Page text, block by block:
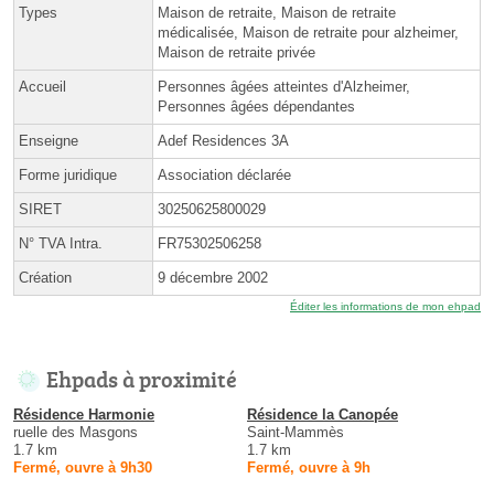
Types
Maison de retraite, Maison de retraite
médicalisée, Maison de retraite pour alzheimer,
Maison de retraite privée
Accueil
Personnes âgées atteintes d'Alzheimer,
Personnes âgées dépendantes
Enseigne Adef Residences 3A
Forme juridique Association déclarée
SIRET 30250625800029
N° TVA Intra. FR75302506258
Création 9 décembre 2002
Éditer les informations de mon ehpad
Ehpads à proximité
Résidence Harmonie
ruelle des Masgons
1.7 km
Fermé, ouvre à 9h30
Résidence la Canopée
Saint-Mammès
1.7 km
Fermé, ouvre à 9h